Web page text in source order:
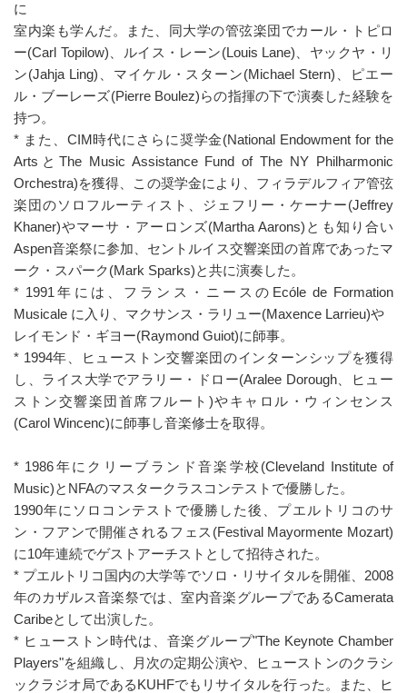
に
室内楽も学んだ。また、同大学の管弦楽団でカール・トピロ
ー(Carl Topilow)、ルイス・レーン(Louis Lane)、ヤックヤ・リ
ン(Jahja Ling)、マイケル・スターン(Michael Stern)、ピエー
ル・ブーレーズ(Pierre Boulez)らの指揮の下で演奏した経験を
持つ。
* また、CIM時代にさらに奨学金(National Endowment for the
ArtsとThe Music Assistance Fund of The NY Philharmonic
Orchestra)を獲得、この奨学金により、フィラデルフィア管弦
楽団のソロフルーティスト、ジェフリー・ケーナー(Jeffrey
Khaner)やマーサ・アーロンズ(Martha Aarons)とも知り合い
Aspen音楽祭に参加、セントルイス交響楽団の首席であったマ
ーク・スパーク(Mark Sparks)と共に演奏した。
* 1991年には、フランス・ニースのEcóle de Formation
Musicale に入り、マクサンス・ラリュー(Maxence Larrieu)や
レイモンド・ギヨー(Raymond Guiot)に師事。
* 1994年、ヒューストン交響楽団のインターンシップを獲得
し、ライス大学でアラリー・ドロー(Aralee Dorough、ヒュー
ストン交響楽団首席フルート)やキャロル・ウィンセンス
(Carol Wincenc)に師事し音楽修士を取得。
* 1986年にクリーブランド音楽学校(Cleveland Institute of
Music)とNFAのマスタークラスコンテストで優勝した。
1990年にソロコンテストで優勝した後、プエルトリコのサ
ン・フアンで開催されるフェス(Festival Mayormente Mozart)
に10年連続でゲストアーチストとして招待された。
* プエルトリコ国内の大学等でソロ・リサイタルを開催、2008
年のカザルス音楽祭では、室内音楽グループであるCamerata
Caribeとして出演した。
* ヒューストン時代は、音楽グループ"The Keynote Chamber
Players"を組織し、月次の定期公演や、ヒューストンのクラシ
ックラジオ局であるKUHFでもリサイタルを行った。また、ヒ